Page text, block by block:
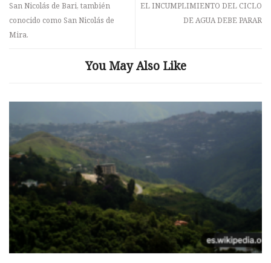
San Nicolás de Bari, también
conocido como San Nicolás de
Mira.
EL INCUMPLIMIENTO DEL CICLO
DE AGUA DEBE PARAR
You May Also Like